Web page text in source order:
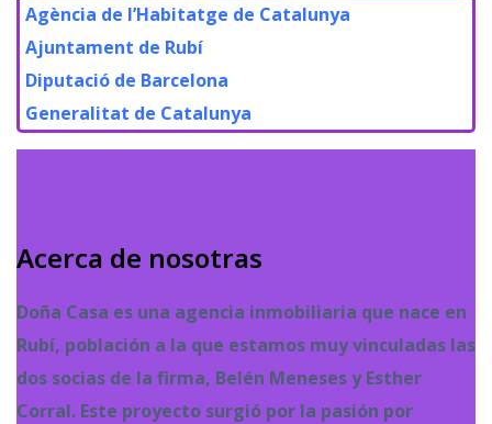
Agència de l’Habitatge de Catalunya
Ajuntament de Rubí
Diputació de Barcelona
Generalitat de Catalunya
Acerca de nosotras
Doña Casa es una agencia inmobiliaria que nace en
Rubí, población a la que estamos muy vinculadas las
dos socias de la firma, Belén Meneses y Esther
Corral. Este proyecto surgió por la pasión por